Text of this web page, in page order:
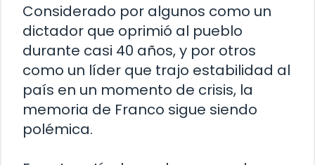
Considerado por algunos como un
dictador que oprimió al pueblo
durante casi 40 años, y por otros
como un líder que trajo estabilidad al
país en un momento de crisis, la
memoria de Franco sigue siendo
polémica.